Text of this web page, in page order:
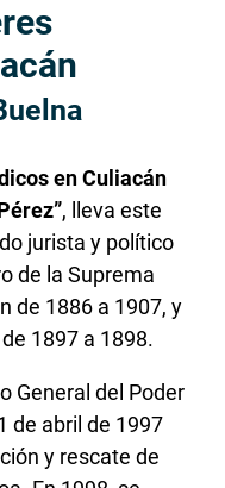
en Culiacán
, lleva este
jurista y político
de la Suprema
de 1886 a 1907, y
1897 a 1898.
General del Poder
de abril de 1997
y rescate de